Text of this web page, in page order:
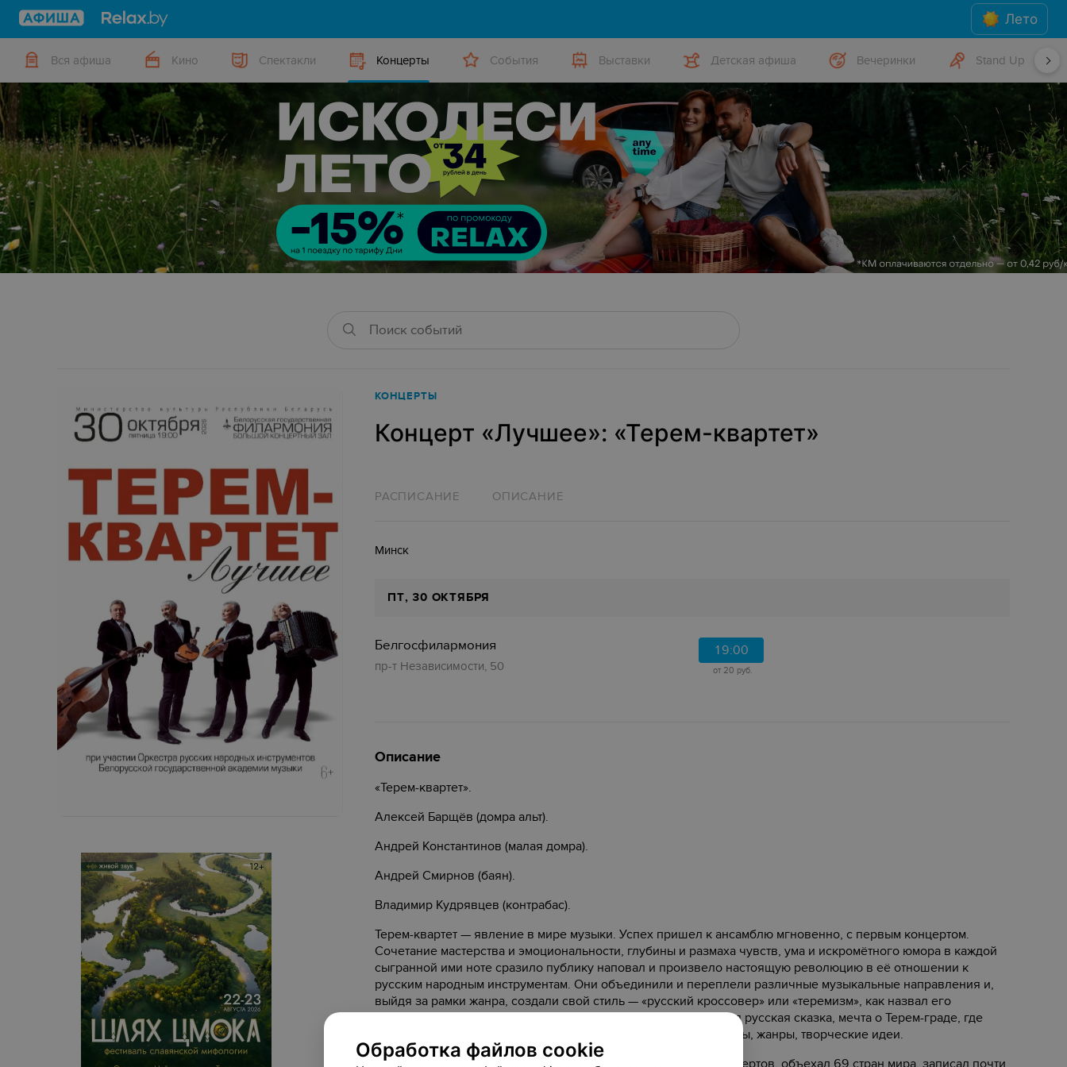
Лето
Вся афиша Кино Спектакли Концерты События Выставки Детская афиша Вечеринки Stand Up
КОНЦЕРТЫ
Концерт «Лучшее‎»‎: «Терем-квартет»
РАСПИСАНИЕ ОПИСАНИЕ
Минск
ПТ, 30 ОКТЯБРЯ
Белгосфилармония
пр-т Независимости, 50
19:00
от 20 руб.
Описание
«Терем-квартет».
Алексей Барщёв (домра альт).
Андрей Константинов (малая домра).
Андрей Смирнов (баян).
Владимир Кудрявцев (контрабас).
Терем-квартет — явление в мире музыки. Успех пришел к ансамблю мгновенно, с первым концертом.
Сочетание мастерства и эмоциональности, глубины и размаха чувств, ума и искромётного юмора в каждой
сыгранной ими ноте сразило публику наповал и произвело настоящую революцию в её отношении к
русским народным инструментам. Они объединили и переплели различные музыкальные направления и,
выйдя за рамки жанра, создали свой стиль — «русский кроссовер» или «теремизм», как назвал его
английский рок-музыкант Питер Гэбриэл. В основе этого стиля русская сказка, мечта о Терем-граде, где
находят своё место и счастливо уживаются разные инструменты, жанры, творческие идеи.
За 39 лет существования Терем-квартет дал свыше 3600 концертов, объехал 69 стран мира, записал почти
Обработка файлов cookie